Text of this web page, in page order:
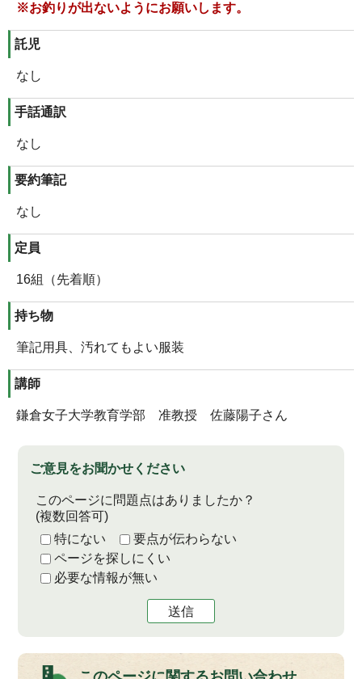
※お釣りが出ないようにお願いします。
託児
なし
手話通訳
なし
要約筆記
なし
定員
16組（先着順）
持ち物
筆記用具、汚れてもよい服装
講師
鎌倉女子大学教育学部 准教授 佐藤陽子さん
ご意見をお聞かせください
このページに問題点はありましたか？
(複数回答可)
特にない
要点が伝わらない
ページを探しにくい
必要な情報が無い
送信